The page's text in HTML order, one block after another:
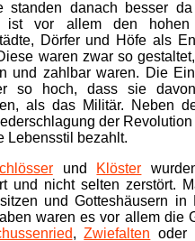
standen danach besser
ist vor allem den hohen
Dörfer und Höfe als
waren zwar so
und zahlbar waren. Die
so hoch, dass sie
als das Militär. Neben
der
Lebensstil bezahlt.
und Klöster
und nicht selten zerstört.
und Gotteshäusern in
waren es vor allem die
,Zwiefalten oder